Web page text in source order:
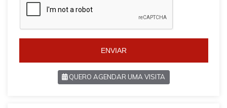
i
5
5
ENVIAR
QUERO AGENDAR UMA VISITA